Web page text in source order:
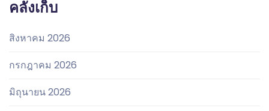
คลังเก็บ
สิงหาคม 2026
กรกฎาคม 2026
มิถุนายน 2026